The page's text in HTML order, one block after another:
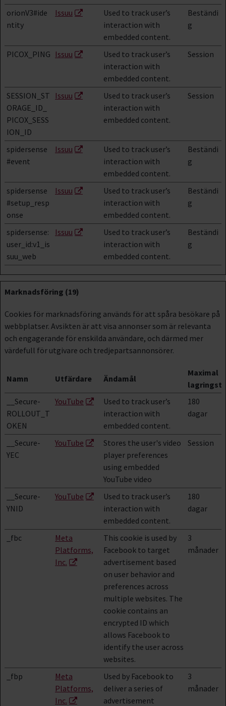
orionV3#ide
ntity
Issuu
Used to track user’s
interaction with
embedded content.
Beständi
g
PICOX_PING Issuu
Used to track user’s
interaction with
embedded content.
Session
SESSION_ST
ORAGE_ID_
PICOX_SESS
ION_ID
Issuu
Used to track user’s
interaction with
embedded content.
Session
spidersense
#event
Issuu
Used to track user’s
interaction with
embedded content.
Beständi
g
spidersense
#setup_resp
onse
Issuu
Used to track user’s
interaction with
embedded content.
Beständi
g
spidersense:
user_id:v1_is
suu_web
Issuu
Used to track user’s
interaction with
embedded content.
Beständi
g
Marknadsföring (19)
Cookies för marknadsföring används för att spåra besökare på
webbplatser. Avsikten är att visa annonser som är relevanta
och engagerande för enskilda användare, och därmed mer
värdefull för utgivare och tredjepartsannonsörer.
Namn Utfärdare Ändamål
Maximal
__Secure-
ROLLOUT_T
OKEN
YouTube
Used to track user’s
interaction with
embedded content.
180
dagar
__Secure-
YEC
YouTube
Stores the user's video
player preferences
using embedded
YouTube video
Session
__Secure-
YNID
YouTube
Used to track user’s
interaction with
embedded content.
180
dagar
_fbc
Meta
Platforms,
Inc.
This cookie is used by
Facebook to target
advertisement based
on user behavior and
preferences across
multiple websites. The
cookie contains an
encrypted ID which
allows Facebook to
identify the user across
websites.
3
månader
_fbp
Meta
Platforms,
Inc.
Used by Facebook to
deliver a series of
advertisement
3
månader